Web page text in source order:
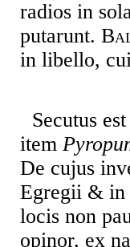
radios in
putarunt.
in libello,
Secutus est
item
De cujus
Egregii & in
locis non
opinor, ex